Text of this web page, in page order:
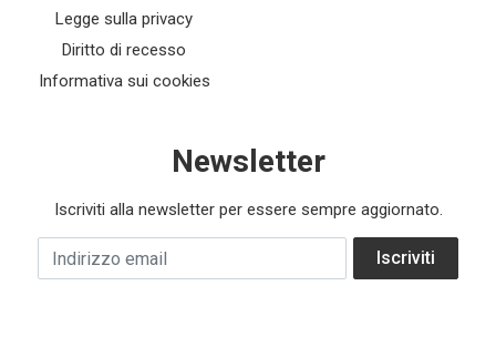
Legge sulla privacy
Diritto di recesso
Informativa sui cookies
Newsletter
Iscriviti alla newsletter per essere sempre aggiornato.
Indirizzo email Iscriviti